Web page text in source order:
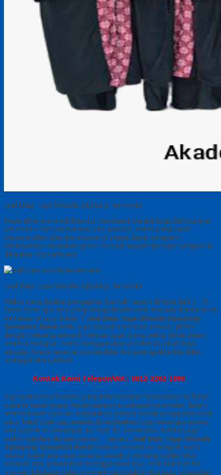
Jual Baju Toga Wisuda Sijunjung Termurah
Pada akhirnya modifikasi itu membawa derajat toga dari busana
satu hari – hari jadi busana sah upacara, mana yang salah
satunya ialah upacara wisuda Di negeri barat seragam
kelulusannya dikatakan gown. Sesaat wujud topi bujur sangkar itu
dikatakan mortarboard.
Jual Baju Toga Wisuda Sijunjung Termurah
Waktu yang dipakai pengajaran banyak ragam dimulai dari 3 – 6
tahun serta apa sich yang paling dinanti-nanti sewaktu kelulusan di
beritakan di kursi kuliah ? Jual Baju Toga Wisuda Sijunjung
Sumatera Barattentu saja kecuali seremoni wisuda, photo
dengan keluarga terkasih bahkan juga orang paling dekat dalam
meniti kehidupan, serta menggunakan perabotan jubah toga
wisuda, Acara keramat wisuda tidak komplet apabila kita tidak
menggunakan jubbah,
Kontak Kami Telepon/WA : 0812-2282-1060
toga betul-betul busana yang tidak nampak fashionable di dunia
busana bakal tetapin kesakraalannya sebagai barometer dalam
mementukan cara ide selanjutnya selesai meniti pengajaran serta
betul-betul tidak pas apabila dimanfaatkan buat beberapa acara
sah seperti ke undangan, ke mall, ke universitas, bahkan juga
waktu ngedate dengan kawan – kawan, Jual Baju Toga Wisuda
Sijunjung Sumatera Baratbiarpun busana ini nampak aneh,
namun bakal ada rasa senang sewaktu seorang sudah lulus
sekolah atau perkuliahan menggunakan nya, oleh lantaran itu
momen kelulusan ialah moment yang paling ditunggu-tunggukan.